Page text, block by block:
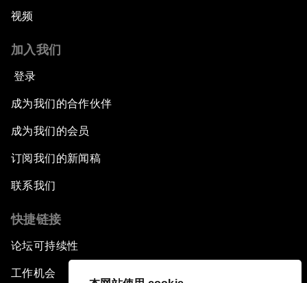
视频
加入我们
登录
成为我们的合作伙伴
成为我们的会员
订阅我们的新闻稿
联系我们
快捷链接
论坛可持续性
工作机会